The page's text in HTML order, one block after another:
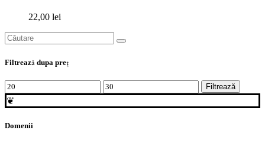
22,00 lei
Search
for:
Filtrează dupa preţ
Preț
minim
Preț
maxim
Filtrează
❦
Domenii